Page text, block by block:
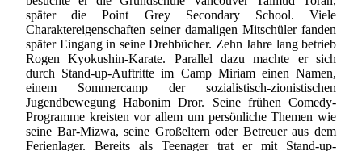
später die Point Grey Secondary School. Viele
Charaktereigenschaften seiner damaligen Mitschüler fanden
später Eingang in seine Drehbücher. Zehn Jahre lang betrieb
Rogen Kyokushin-Karate. Parallel dazu machte er sich
durch Stand-up-Auftritte im Camp Miriam einen Namen,
einem Sommercamp der sozialistisch-zionistischen
Jugendbewegung Habonim Dror. Seine frühen Comedy-
Programme kreisten vor allem um persönliche Themen wie
seine Bar-Mizwa, seine Großeltern oder Betreuer aus dem
Ferienlager. Bereits als Teenager trat er mit Stand-up-